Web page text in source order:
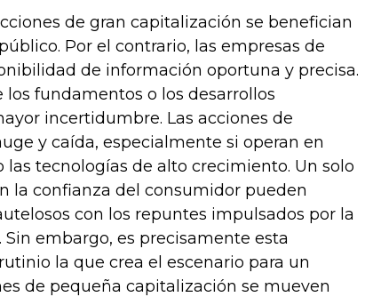
de gran capitalización se benefician
Por el contrario, las empresas de
de información oportuna y precisa.
fundamentos o los desarrollos
incertidumbre. Las acciones de
y caída, especialmente si operan en
tecnologías de alto crecimiento. Un solo
la confianza del consumidor pueden
con los repuntes impulsados ​​por la
embargo, es precisamente esta
la que crea el escenario para un
de pequeña capitalización se mueven